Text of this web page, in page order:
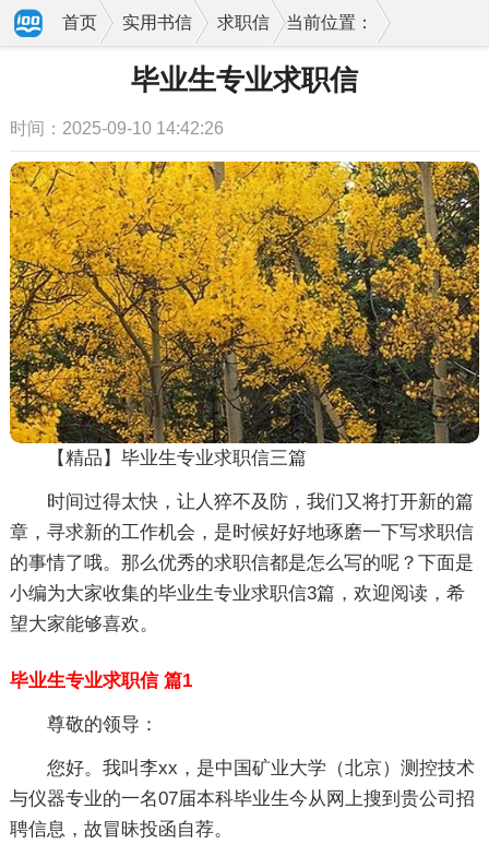
当前位置：
首页 实用书信 求职信
毕业生专业求职信
时间：2025-09-10 14:42:26
【精品】毕业生专业求职信三篇
时间过得太快，让人猝不及防，我们又将打开新的篇
章，寻求新的工作机会，是时候好好地琢磨一下写求职信
的事情了哦。那么优秀的求职信都是怎么写的呢？下面是
小编为大家收集的毕业生专业求职信3篇，欢迎阅读，希
望大家能够喜欢。
毕业生专业求职信 篇1
尊敬的领导：
您好。我叫李xx，是中国矿业大学（北京）测控技术
与仪器专业的一名07届本科毕业生今从网上搜到贵公司招
聘信息，故冒昧投函自荐。